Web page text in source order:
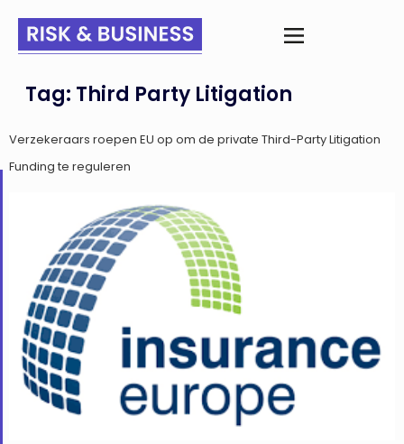
Tag: Third Party Litigation
Verzekeraars roepen EU op om de private Third-Party Litigation
Funding te reguleren